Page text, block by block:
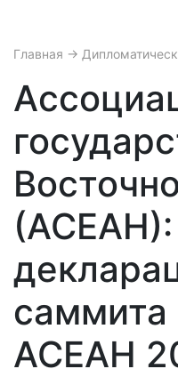
Главная →
(АСЕАН):
саммита
АСЕАН